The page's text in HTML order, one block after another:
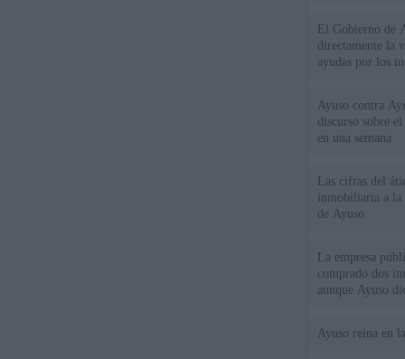
El Gobierno de
directamente la
ayudas por los
Ayuso contra
discurso sobre
en una semana
Las cifras del
inmobiliaria a la
de Ayuso
La empresa
comprado dos
aunque Ayuso
Ayuso reina en